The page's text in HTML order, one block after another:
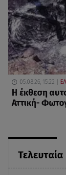
05.08.26, 15:22
Η έκθεση
Αττική-